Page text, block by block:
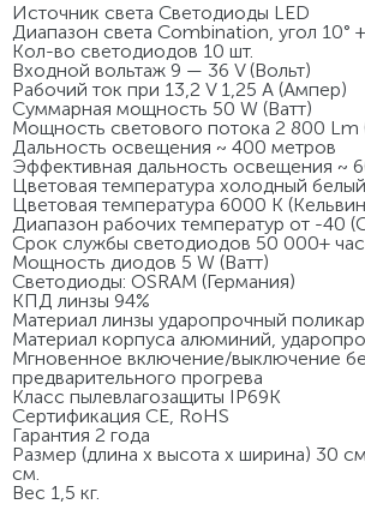
Источник света Светодиоды LED
Диапазон света Combination, угол 10°
Кол-во светодиодов 10 шт.
Входной вольтаж 9 — 36 V (Вольт)
Рабочий ток при 13,2 V 1,25 A (Ампер)
Суммарная мощность 50 W (Ватт)
Мощность светового потока 2 800
Дальность освещения ~ 400 метров
Эффективная дальность освещения ~
Цветовая температура холодный белый
Цветовая температура 6000 K
Диапазон рабочих температур от -40
Срок службы светодиодов 50 000+
Мощность диодов 5 W (Ватт)
Светодиоды: OSRAM (Германия)
КПД линзы 94%
Материал линзы ударопрочный
Материал корпуса алюминий,
Мгновенное включение/выключение
предварительного прогрева
Класс пылевлагозащиты IP69K
Сертификация CE, RoHS
Гарантия 2 года
Размер (длина х высота х ширина) 30
см.
Вес 1,5 кг.